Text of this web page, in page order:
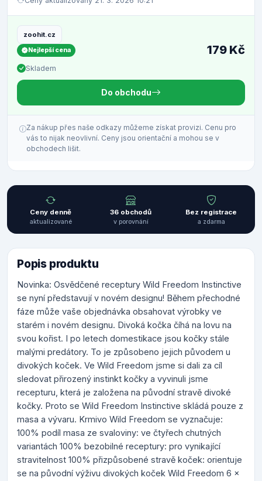
zoohit.cz
Nejlepší cena
Skladem
179 Kč
Do obchodu
Za nákup přes naše odkazy můžeme získat provizi. Cenu pro
vás to nijak neovlivní. Ceny jsou orientační a mohou se v
obchodech lišit.
Ceny denně
aktualizované
36 obchodů
v porovnání
Bez registrace
a zdarma
Popis produktu
Novinka: Osvědčené receptury Wild Freedom Instinctive
se nyní představují v novém designu! Během přechodné
fáze může vaše objednávka obsahovat výrobky ve
starém i novém designu. Divoká kočka číhá na lovu na
svou kořist. I po letech domestikace jsou kočky stále
malými predátory. To je způsobeno jejich původem u
divokých koček. Ve Wild Freedom jsme si dali za cíl
sledovat přirozený instinkt kočky a vyvinuli jsme
recepturu, která je založena na původní stravě divoké
kočky. Proto se Wild Freedom Instinctive skládá pouze z
masa a vývaru. Krmivo Wild Freedom se vyznačuje:
100% podíl masa ze svaloviny: ve čtyřech chutných
variantách 100% bezobilné receptury: pro vynikající
stravitelnost 100% přizpůsobené stravě koček: orientuje
se na původní výživu divokých koček Wild Freedom 6 x